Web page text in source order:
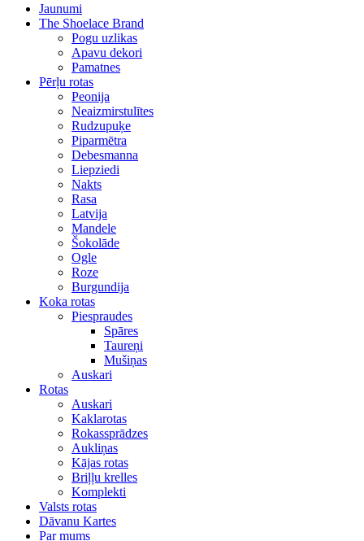
Jaunumi
The Shoelace Brand
Pogu uzlikas
Apavu dekori
Pamatnes
Pērļu rotas
Peonija
Neaizmirstulītes
Rudzupuķe
Piparmētra
Debesmanna
Liepziedi
Nakts
Rasa
Latvija
Mandele
Šokolāde
Ogle
Roze
Burgundija
Koka rotas
Piespraudes
Spāres
Taureņi
Mušiņas
Auskari
Rotas
Auskari
Kaklarotas
Rokassprādzes
Aukliņas
Kājas rotas
Briļļu krelles
Komplekti
Valsts rotas
Dāvanu Kartes
Par mums